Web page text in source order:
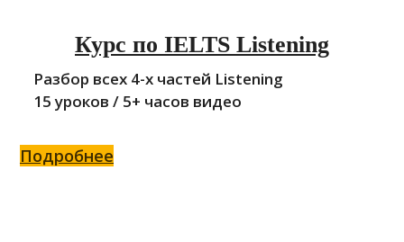
Курс по IELTS Listening
Разбор всех 4-x частей Listening
15 уроков / 5+ часов видео
Подробнее